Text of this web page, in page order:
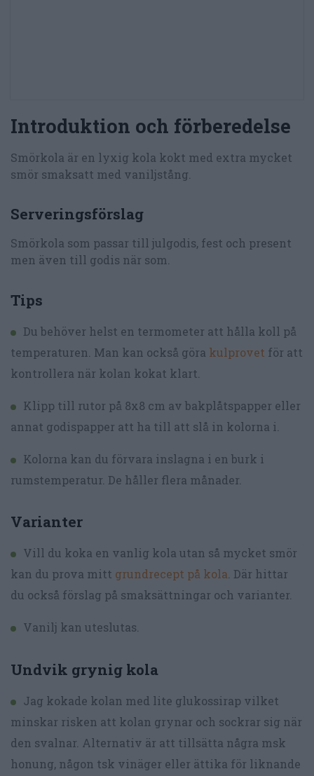
Introduktion och förberedelse
Smörkola är en lyxig kola kokt med extra mycket
smör smaksatt med vaniljstång.
Serveringsförslag
Smörkola som passar till julgodis, fest och present
men även till godis när som.
Tips
Du behöver helst en termometer att hålla koll på
temperaturen. Man kan också göra kulprovet för att
kontrollera när kolan kokat klart.
Klipp till rutor på 8x8 cm av bakplåtspapper eller
annat godispapper att ha till att slå in kolorna i.
Kolorna kan du förvara inslagna i en burk i
rumstemperatur. De håller flera månader.
Varianter
Vill du koka en vanlig kola utan så mycket smör
kan du prova mitt grundrecept på kola. Där hittar
du också förslag på smaksättningar och varianter.
Vanilj kan uteslutas.
Undvik grynig kola
Jag kokade kolan med lite glukossirap vilket
minskar risken att kolan grynar och sockrar sig när
den svalnar. Alternativ är att tillsätta några msk
honung, någon tsk vinäger eller ättika för liknande